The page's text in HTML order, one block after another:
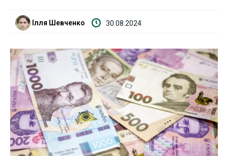
Криптовалюта
Робота і освіта
Публікації
ФОП
Ілля Шевченко 30.08.2024